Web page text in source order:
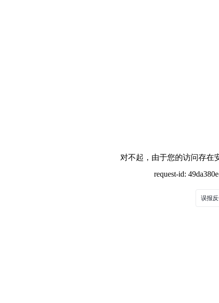
对不起，由于您的访问存在
request-id:
误报